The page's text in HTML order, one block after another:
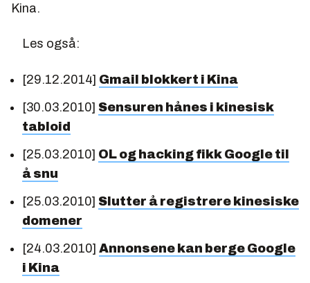
Kina.
Les også:
[29.12.2014] Gmail blokkert i Kina
[30.03.2010] Sensuren hånes i kinesisk
tabloid
[25.03.2010] OL og hacking fikk Google til
å snu
[25.03.2010] Slutter å registrere kinesiske
domener
[24.03.2010] Annonsene kan berge Google
i Kina